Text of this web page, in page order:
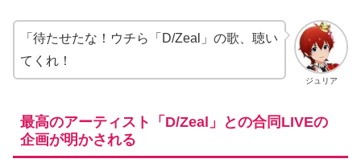
ジュリア
「待たせたな！ウチら「D/Zeal」の歌、聴い
てくれ！
最高のアーティスト「D/Zeal」との合同LIVEの
企画が明かされる